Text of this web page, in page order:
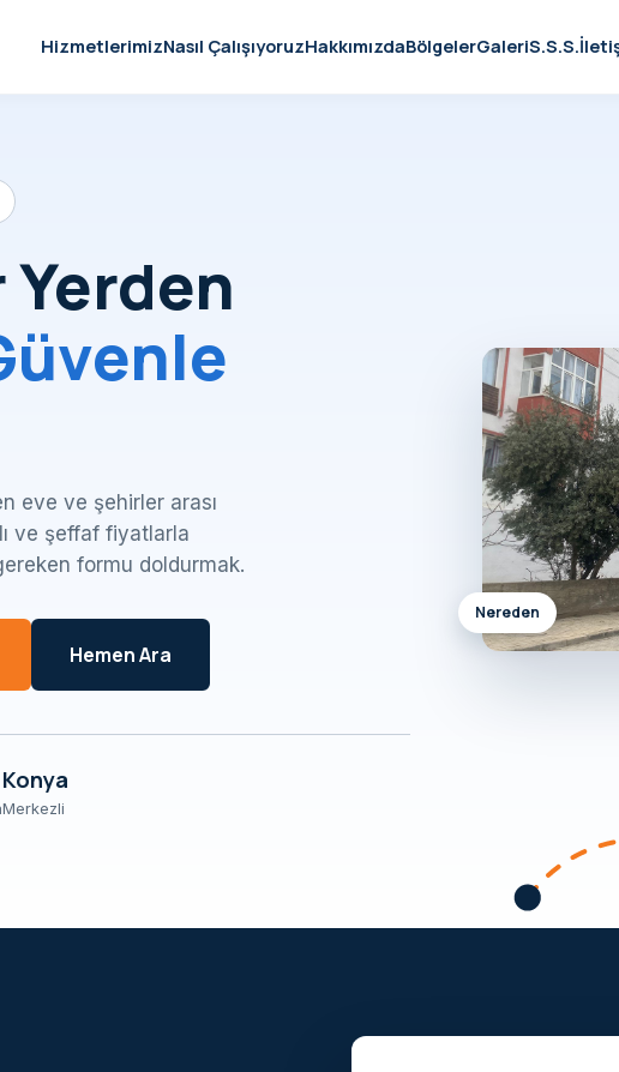
HizmetlerimizNasıl ÇalışıyoruzHakkımızdaBölgelerGaleriS.S.S.
eve ve şehirler arası
ve şeffaf fiyatlarla
formu doldurmak.
Hemen Ara
Konya
Merkezli
Nereden